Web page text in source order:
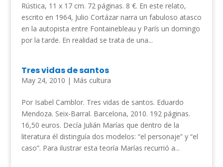
Rústica, 11 x 17 cm. 72 páginas. 8 €. En este relato,
escrito en 1964, Julio Cortázar narra un fabuloso atasco
en la autopista entre Fontainebleau y París un domingo
por la tarde. En realidad se trata de una...
Tres vidas de santos
May 24, 2010 | Más cultura
Por Isabel Camblor. Tres vidas de santos. Eduardo
Mendoza. Seix-Barral. Barcelona, 2010. 192 páginas.
16,50 euros. Decía Julián Marías que dentro de la
literatura él distinguía dos modelos: “el personaje” y “el
caso”. Para ilustrar esta teoría Marías recurrió a...